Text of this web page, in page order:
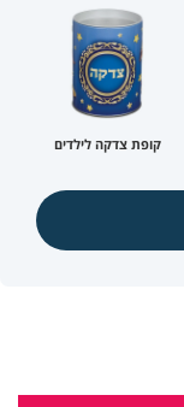
קופת צדקה לילדים